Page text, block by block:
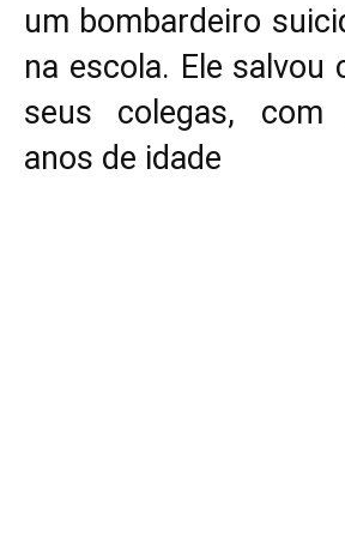
um bombardeiro
na escola. Ele salvou
seus colegas, com
anos de idade